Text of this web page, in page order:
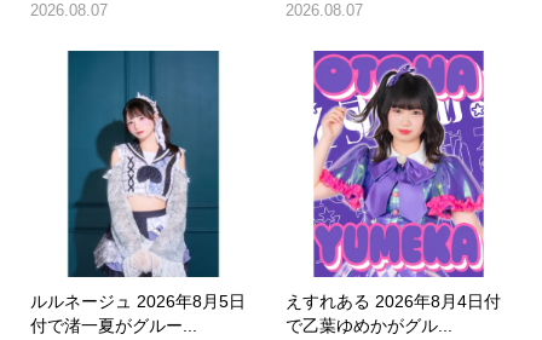
2026.08.07 2026.08.07
ルルネージュ 2026年8月5日
付で渚一夏がグルー...
えすれある 2026年8月4日付
で乙葉ゆめかがグル...